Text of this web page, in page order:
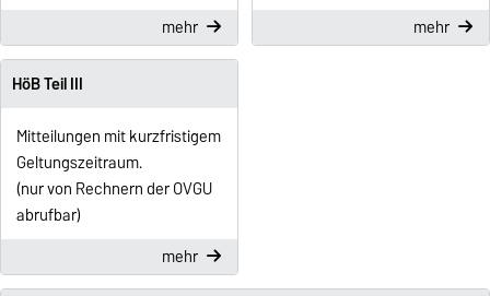
mehr
mehr
HöB Teil III
Mitteilungen mit kurzfristigem
Geltungszeitraum.
(nur von Rechnern der OVGU
abrufbar)
mehr